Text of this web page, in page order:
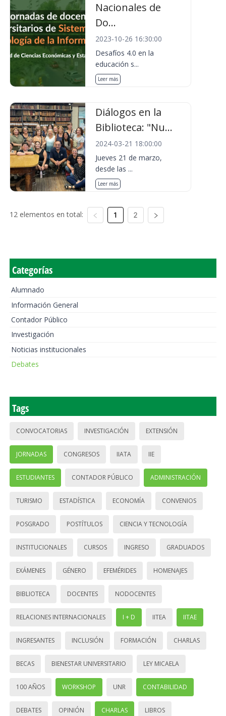
Nacionales de
Do...
2023-10-26 16:30:00
Desafíos 4.0 en la
educación s...
Leer más
Diálogos en la
Biblioteca: "Nu...
2024-03-21 18:00:00
Jueves 21 de marzo,
desde las ...
Leer más
12 elementos en total: 1 2
Categorías
Alumnado
Información General
Contador Público
Investigación
Noticias institucionales
Debates
Tags
CONVOCATORIAS INVESTIGACIÓN EXTENSIÓN
JORNADAS CONGRESOS IIATA IIE
ESTUDIANTES CONTADOR PÚBLICO ADMINISTRACIÓN
TURISMO ESTADÍSTICA ECONOMÍA CONVENIOS
POSGRADO POSTÍTULOS CIENCIA Y TECNOLOGÍA
INSTITUCIONALES CURSOS INGRESO GRADUADOS
EXÁMENES GÉNERO EFEMÉRIDES HOMENAJES
BIBLIOTECA DOCENTES NODOCENTES
RELACIONES INTERNACIONALES I + D IITEA IITAE
INGRESANTES INCLUSIÓN FORMACIÓN CHARLAS
BECAS BIENESTAR UNIVERSITARIO LEY MICAELA
100 AÑOS WORKSHOP UNR CONTABILIDAD
DEBATES OPINIÓN CHARLAS LIBROS